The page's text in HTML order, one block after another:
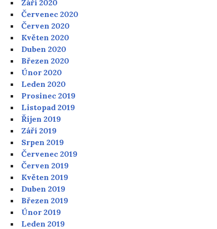
Září 2020
Červenec 2020
Červen 2020
Květen 2020
Duben 2020
Březen 2020
Únor 2020
Leden 2020
Prosinec 2019
Listopad 2019
Říjen 2019
Září 2019
Srpen 2019
Červenec 2019
Červen 2019
Květen 2019
Duben 2019
Březen 2019
Únor 2019
Leden 2019